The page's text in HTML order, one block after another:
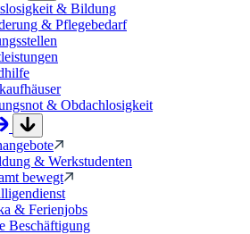
& Bildung
& Pflegebedarf
& Obdachlosigkeit
& Werkstudenten
bewegt
& Ferienjobs
Beschäftigung